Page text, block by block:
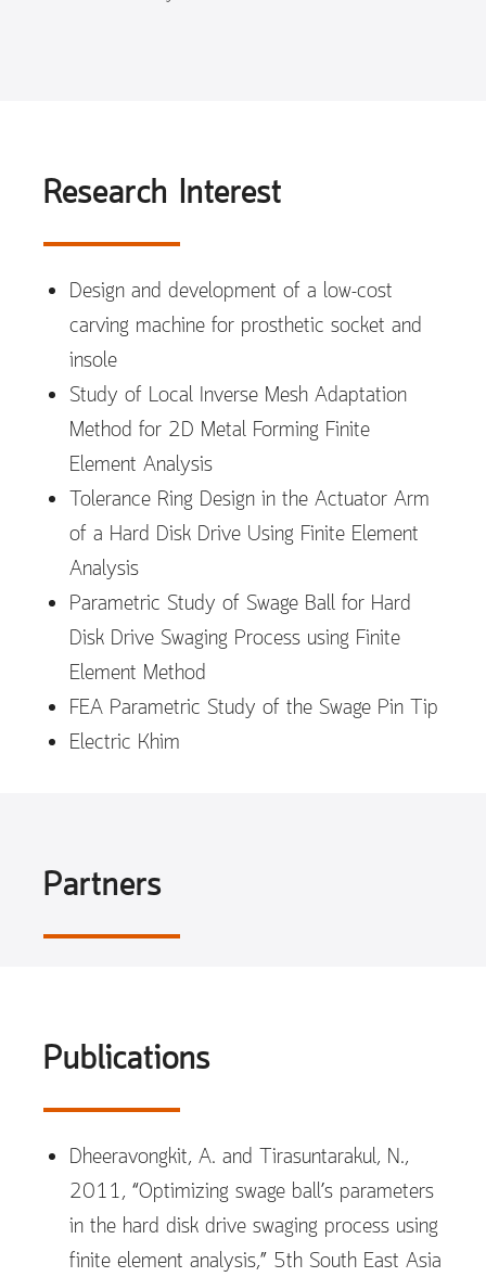
Research Interest
Design and development of a low-cost
carving machine for prosthetic socket and
insole
Study of Local Inverse Mesh Adaptation
Method for 2D Metal Forming Finite
Element Analysis
Tolerance Ring Design in the Actuator Arm
of a Hard Disk Drive Using Finite Element
Analysis
Parametric Study of Swage Ball for Hard
Disk Drive Swaging Process using Finite
Element Method
FEA Parametric Study of the Swage Pin Tip
Electric Khim
Partners
Publications
Dheeravongkit, A. and Tirasuntarakul, N.,
2011, “Optimizing swage ball’s parameters
in the hard disk drive swaging process using
finite element analysis,” 5th South East Asia